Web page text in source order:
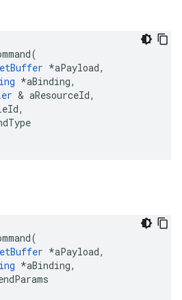
(
*aPayload,
*aBinding,
& aResourceId,
,
(
*aPayload,
*aBinding,